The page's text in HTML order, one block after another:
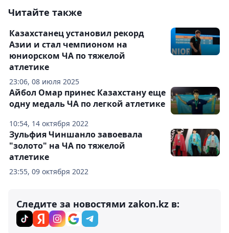
Читайте также
23:06, 08 июля 2025
Казахстанец установил рекорд
Азии и стал чемпионом на
юниорском ЧА по тяжелой
атлетике
10:54, 14 октября 2022
Айбол Омар принес Казахстану еще
одну медаль ЧА по легкой атлетике
23:55, 09 октября 2022
Зульфия Чиншанло завоевала
"золото" на ЧА по тяжелой
атлетике
Следите за новостями zakon.kz в: